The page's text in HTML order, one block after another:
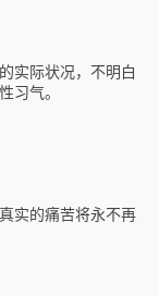
实际状况，不明白
习气。
实的痛苦将永不再